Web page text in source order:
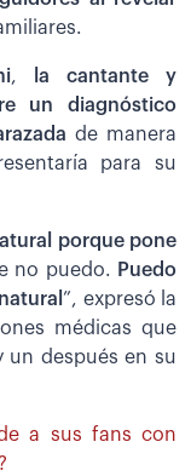
,
la cantante y
un diagnóstico
de manera
para su
porque pone
no puedo.
Puedo
”, expresó la
médicas que
un después en su
a sus fans con